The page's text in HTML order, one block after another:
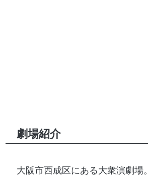
劇場紹介
大阪市西成区にある大衆演劇場。